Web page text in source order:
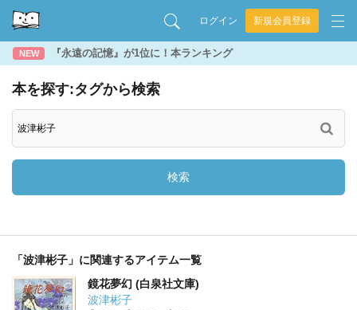
ログイン 新規会員登録
NEW 『永遠の記憶』が1位に！本ランキング
本を探す:タグから検索
検索
「波津彬子」に関連するアイテム一覧
鏡花夢幻 (白泉社文庫)
波津彬子